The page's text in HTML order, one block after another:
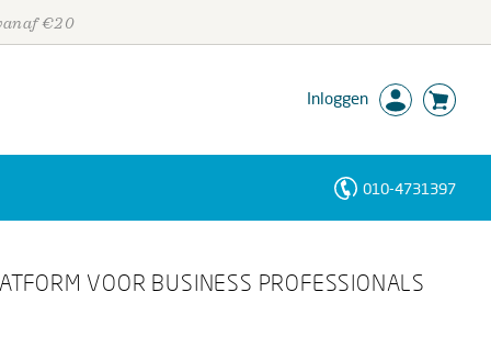
€20
Inloggen
010-4731397
VOOR BUSINESS PROFESSIONALS
Personen
Trefwoorden